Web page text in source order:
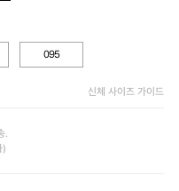
095
신체 사이즈 가이드
.
)